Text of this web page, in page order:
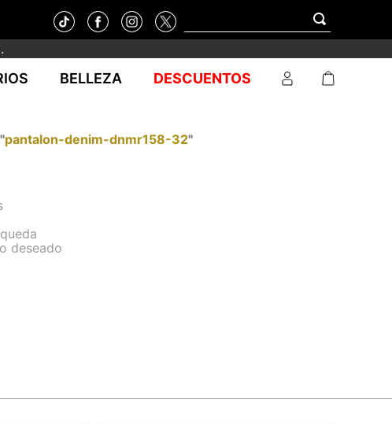
BELLEZA DESCUENTOS
pantalon-denim-dnmr158-32"
deseado